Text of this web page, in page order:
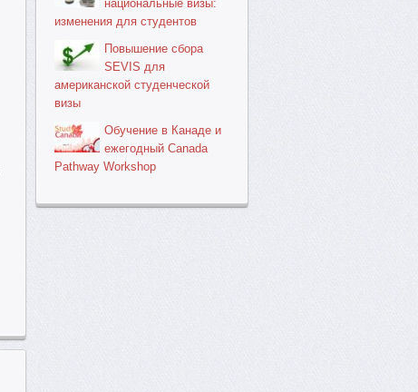
национальные визы:
изменения для студентов
Повышение сбора
SEVIS для
американской студенческой
визы
Обучение в Канаде и
ежегодный Canada
Pathway Workshop